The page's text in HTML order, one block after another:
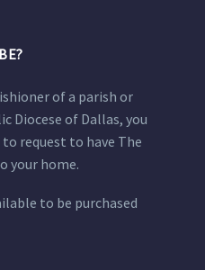
of a parish or
Diocese of Dallas, you
request to have The
your home.
to be purchased